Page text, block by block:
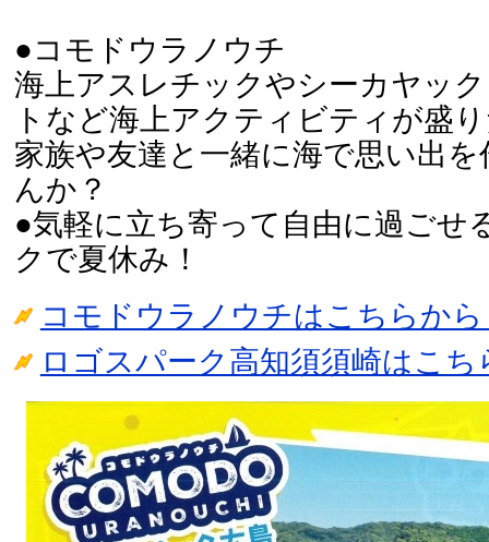
●コモドウラノウチ
海上アスレチックやシーカヤッ
トなど海上アクティビティが盛
家族や友達と一緒に海で思い出
んか？
●気軽に⽴ち寄って⾃由に過ごせ
クで夏休み！
コモドウラノウチはこちらか
ロゴスパーク高知須須崎はこち